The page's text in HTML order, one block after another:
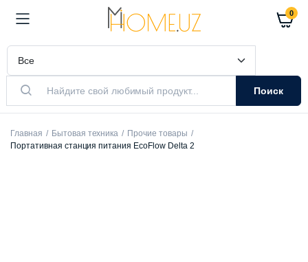
0
Поиск
Главная Бытовая техника
Прочие товары
Портативная станция питания EcoFlow Delta 2